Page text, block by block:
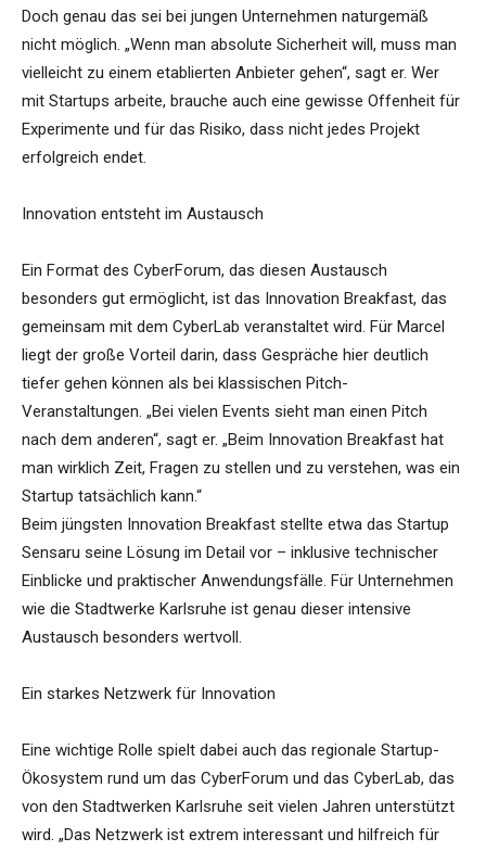
Doch genau das sei bei jungen Unternehmen naturgemäß
nicht möglich. „Wenn man absolute Sicherheit will, muss man
vielleicht zu einem etablierten Anbieter gehen“, sagt er. Wer
mit Startups arbeite, brauche auch eine gewisse Offenheit für
Experimente und für das Risiko, dass nicht jedes Projekt
erfolgreich endet.
Innovation entsteht im Austausch
Ein Format des CyberForum, das diesen Austausch
besonders gut ermöglicht, ist das Innovation Breakfast, das
gemeinsam mit dem CyberLab veranstaltet wird. Für Marcel
liegt der große Vorteil darin, dass Gespräche hier deutlich
tiefer gehen können als bei klassischen Pitch-
Veranstaltungen. „Bei vielen Events sieht man einen Pitch
nach dem anderen“, sagt er. „Beim Innovation Breakfast hat
man wirklich Zeit, Fragen zu stellen und zu verstehen, was ein
Startup tatsächlich kann.“
Beim jüngsten Innovation Breakfast stellte etwa das Startup
Sensaru seine Lösung im Detail vor – inklusive technischer
Einblicke und praktischer Anwendungsfälle. Für Unternehmen
wie die Stadtwerke Karlsruhe ist genau dieser intensive
Austausch besonders wertvoll.
Ein starkes Netzwerk für Innovation
Eine wichtige Rolle spielt dabei auch das regionale Startup-
Ökosystem rund um das CyberForum und das CyberLab, das
von den Stadtwerken Karlsruhe seit vielen Jahren unterstützt
wird. „Das Netzwerk ist extrem interessant und hilfreich für